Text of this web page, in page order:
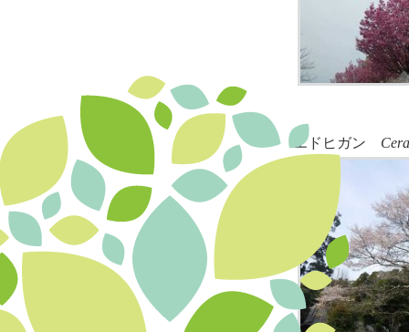
エドヒガン